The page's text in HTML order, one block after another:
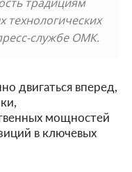
технологических
службе ОМК.
двигаться вперед,
мощностей
в ключевых